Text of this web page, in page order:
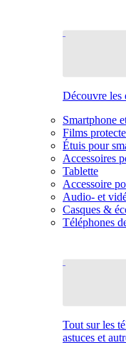
Découvre les
Smartphone
Films
Étuis pour
Accessoires
Tablette
Accessoire
Audio- et
Casques &
Téléphones
Tout sur les
astuces et